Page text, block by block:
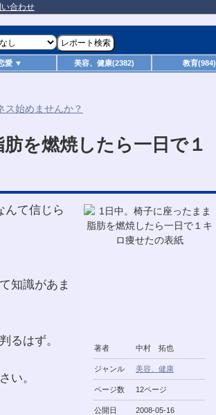
い合わせ
愛 ▼ 美容、健康(2382) 教育(984)
を燃焼したら一日で１
著者 中村 拓也
ジャンル 美容、健康
ページ数 12ページ
公開日 2008-05-16
んて信じら
知識があま
るはず。
い。